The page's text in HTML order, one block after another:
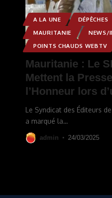
A LA UNE DÉPÊCHES
MAURITANIE
NEWS/
POINTS CHAUDS WEBTV
Mauritanie : Le
Mettent la
l’Honneur lors
Le Syndicat des Éditeurs
a marqué la…
admin 24/03/2025